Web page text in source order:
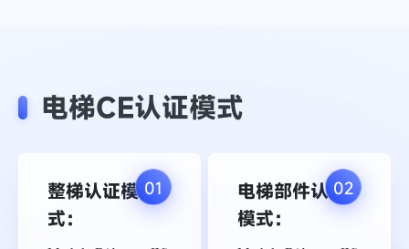
电梯CE认证模式
01
整梯认证模
式：
02
电梯部件认证
模式：